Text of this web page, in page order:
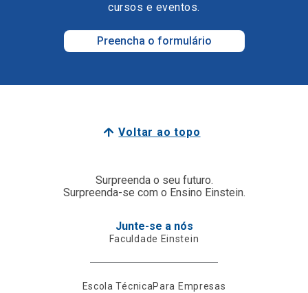
cursos e eventos.
Preencha o formulário
Voltar ao topo
Surpreenda o seu futuro.
Surpreenda-se com o Ensino Einstein.
Junte-se a nós
Faculdade Einstein
Escola TécnicaPara Empresas